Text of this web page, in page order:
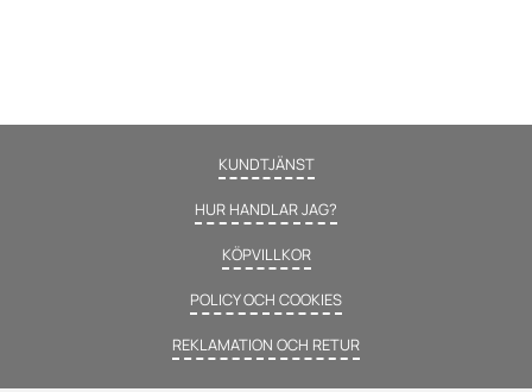
KUNDTJÄNST
HUR HANDLAR JAG?
KÖPVILLKOR
POLICY OCH COOKIES
REKLAMATION OCH RETUR